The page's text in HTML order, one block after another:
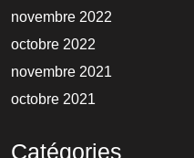
novembre 2022
octobre 2022
novembre 2021
octobre 2021
Catégories